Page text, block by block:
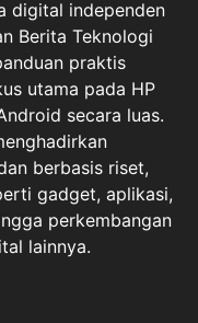
digital independen
Berita Teknologi
praktis
utama pada HP
secara luas.
berbasis riset,
gadget, aplikasi,
perkembangan
lainnya.